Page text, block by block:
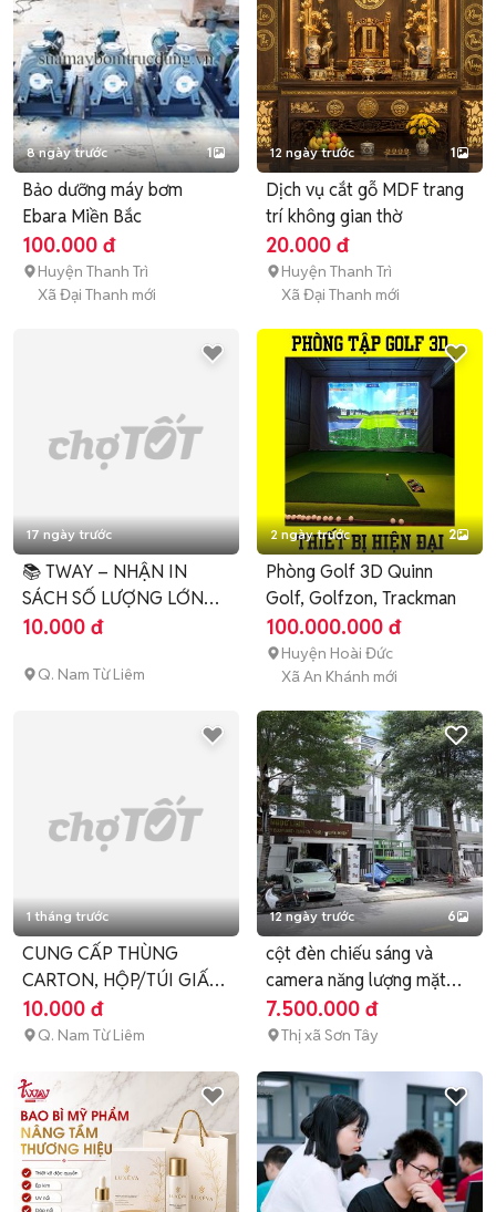
8 ngày trước 1
Bảo dưỡng máy bơm
Ebara Miền Bắc
100.000 đ
Huyện Thanh Trì
Xã Đại Thanh mới
12 ngày trước 1
Dịch vụ cắt gỗ MDF trang
trí không gian thờ
20.000 đ
Huyện Thanh Trì
Xã Đại Thanh mới
17 ngày trước
📚 TWAY – NHẬN IN
SÁCH SỐ LƯỢNG LỚN
THEO YÊU CẦU
10.000 đ
Q. Nam Từ Liêm
2 ngày trước 2
Phòng Golf 3D Quinn
Golf, Golfzon, Trackman
100.000.000 đ
Huyện Hoài Đức
Xã An Khánh mới
1 tháng trước
CUNG CẤP THÙNG
CARTON, HỘP/TÚI GIẤY
THEO YÊU CẦU
10.000 đ
Q. Nam Từ Liêm
12 ngày trước 6
cột đèn chiếu sáng và
camera năng lượng mặt
trời
7.500.000 đ
Thị xã Sơn Tây